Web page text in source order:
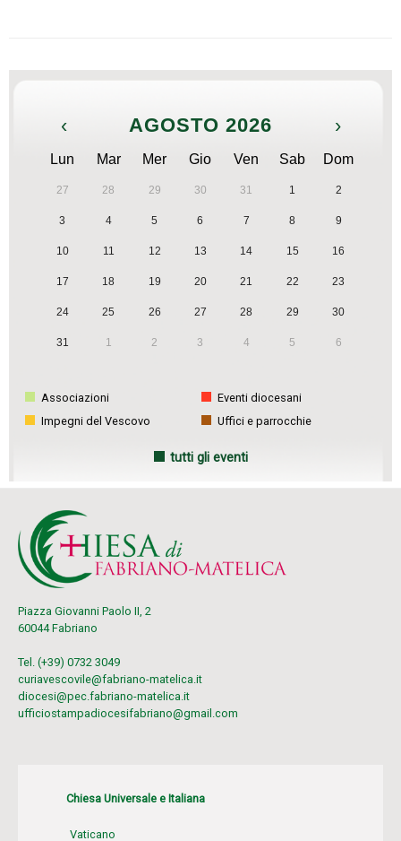
‹ AGOSTO 2026 ›
Lun Mar Mer Gio Ven Sab Dom
27 28 29 30 31 1 2
3 4 5 6 7 8 9
10 11 12 13 14 15 16
17 18 19 20 21 22 23
24 25 26 27 28 29 30
31 1 2 3 4 5 6
Associazioni
Eventi diocesani
Impegni del Vescovo
Uffici e parrocchie
tutti gli eventi
Piazza Giovanni Paolo II, 2
60044 Fabriano
Tel. (+39) 0732 3049
curiavescovile@fabriano-matelica.it
diocesi@pec.fabriano-matelica.it
ufficiostampadiocesifabriano@gmail.com
Chiesa Universale e Italiana
Vaticano